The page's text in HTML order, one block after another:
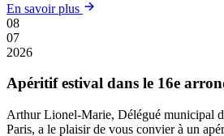
En savoir plus
08
07
2026
Apéritif estival dans le 16e
Arthur Lionel-Marie, Délégué municipal
Paris, a le plaisir de vous convier à un